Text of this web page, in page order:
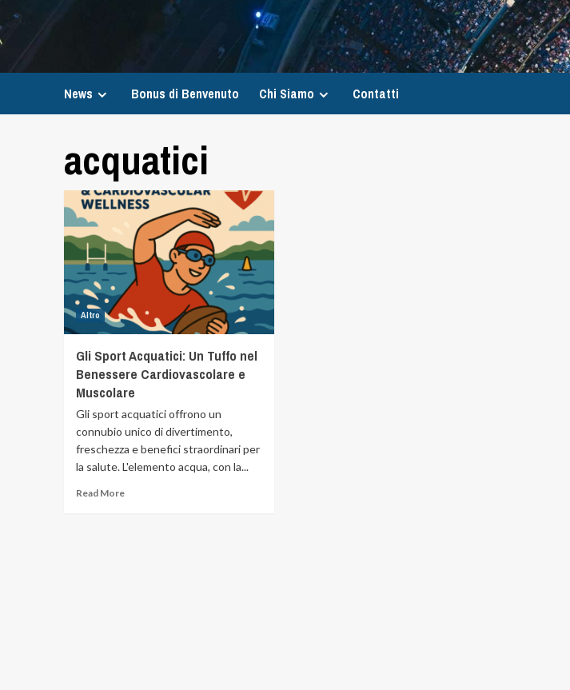
News Bonus di Benvenuto Chi Siamo Contatti
acquatici
Altro
Gli Sport Acquatici: Un Tuffo nel
Benessere Cardiovascolare e
Muscolare
Gli sport acquatici offrono un
connubio unico di divertimento,
freschezza e benefici straordinari per
la salute. L'elemento acqua, con la...
Read More